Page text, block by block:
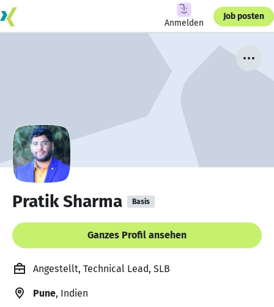
Anmelden
Job posten
Pratik Sharma Basis
Ganzes Profil ansehen
Angestellt, Technical Lead, SLB
Pune, Indien